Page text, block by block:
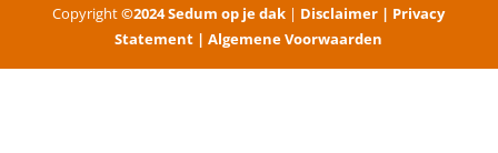
Copyright©2024 Sedum op je dak | Disclaimer | Privacy
Statement |Algemene Voorwaarden